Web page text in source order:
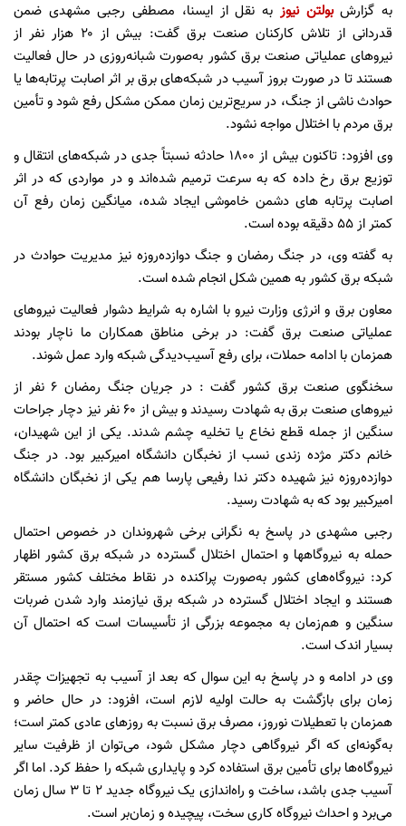
به گزارشبولتن نیوز به نقل از ایسنا، مصطفی رجبی مشهدی ضمن
قدردانی از تلاش کارکنان صنعت برق گفت: بیش از ۲۰ هزار نفر از
نیروهای عملیاتی صنعت برق کشور به‌صورت شبانه‌روزی در حال فعالیت
هستند تا در صورت بروز آسیب در شبکه‌های برق بر اثر اصابت پرتابه‌ها یا
حوادث ناشی از جنگ، در سریع‌ترین زمان ممکن مشکل رفع شود و تأمین
برق مردم با اختلال مواجه نشود.
وی افزود: تاکنون بیش از ۱۸۰۰ حادثه نسبتاً جدی در شبکه‌های انتقال و
توزیع برق رخ داده که به سرعت ترمیم شده‌اند و در مواردی که در اثر
اصابت پرتابه های دشمن خاموشی ایجاد شده، میانگین زمان رفع آن
کمتر از ۵۵ دقیقه بوده است.
به گفته وی، در جنگ رمضان و جنگ دوازده‌روزه نیز مدیریت حوادث در
شبکه برق کشور به همین شکل انجام شده است.
معاون برق و انرژی وزارت نیرو با اشاره به شرایط دشوار فعالیت نیروهای
عملیاتی صنعت برق گفت: در برخی مناطق همکاران ما ناچار بودند
همزمان با ادامه حملات، برای رفع آسیب‌دیدگی شبکه وارد عمل شوند.
سخنگوی صنعت برق کشور گفت : در جریان جنگ رمضان ۶ نفر از
نیروهای صنعت برق به شهادت رسیدند و بیش از ۶۰ نفر نیز دچار جراحات
سنگین از جمله قطع نخاع یا تخلیه چشم شدند. یکی از این شهیدان،
خانم دکتر مژده زندی نسب از نخبگان دانشگاه امیرکبیر بود. در جنگ
دوازده‌روزه نیز شهیده دکتر ندا رفیعی پارسا هم یکی از نخبگان دانشگاه
امیرکبیر بود که به شهادت رسید.
رجبی مشهدی در پاسخ به نگرانی برخی شهروندان در خصوص احتمال
حمله به نیروگاهها و احتمال اختلال گسترده در شبکه برق کشور اظهار
کرد: نیروگاه‌های کشور به‌صورت پراکنده در نقاط مختلف کشور مستقر
هستند و ایجاد اختلال گسترده در شبکه برق نیازمند وارد شدن ضربات
سنگین و هم‌زمان به مجموعه بزرگی از تأسیسات است که احتمال آن
بسیار اندک است.
وی در ادامه و در پاسخ به این سوال که بعد از آسیب به تجهیزات چقدر
زمان برای بازگشت به حالت اولیه لازم است، افزود: در حال حاضر و
همزمان با تعطیلات نوروز، مصرف برق نسبت به روزهای عادی کمتر است؛
به‌گونه‌ای که اگر نیروگاهی دچار مشکل شود، می‌توان از ظرفیت سایر
نیروگاه‌ها برای تأمین برق استفاده کرد و پایداری شبکه را حفظ کرد. اما اگر
آسیب جدی باشد، ساخت و راه‌اندازی یک نیروگاه جدید ۲ تا ۳ سال زمان
می‌برد و احداث نیروگاه کاری سخت، پیچیده و زمان‌بر است.